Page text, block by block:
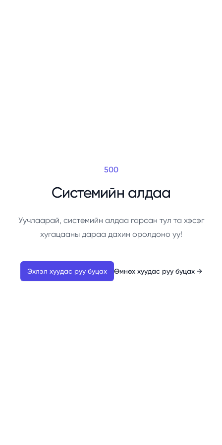
500
Системийн алдаа
Уучлаарай, системийн алдаа гарсан тул та хэсэг
хугацааны дараа дахин оролдоно уу!
Эхлэл хуудас руу буцах Өмнөх хуудас руу буцах →